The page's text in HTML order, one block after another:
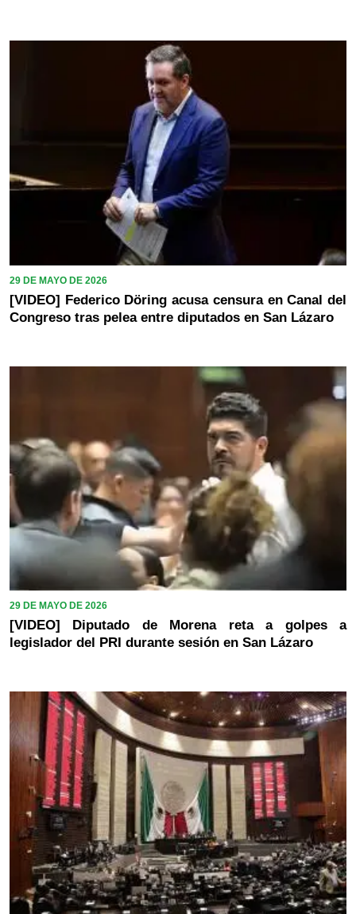
29 DE MAYO DE 2026
[VIDEO] Federico Döring acusa censura en Canal del
Congreso tras pelea entre diputados en San Lázaro
29 DE MAYO DE 2026
[VIDEO] Diputado de Morena reta a golpes a
legislador del PRI durante sesión en San Lázaro